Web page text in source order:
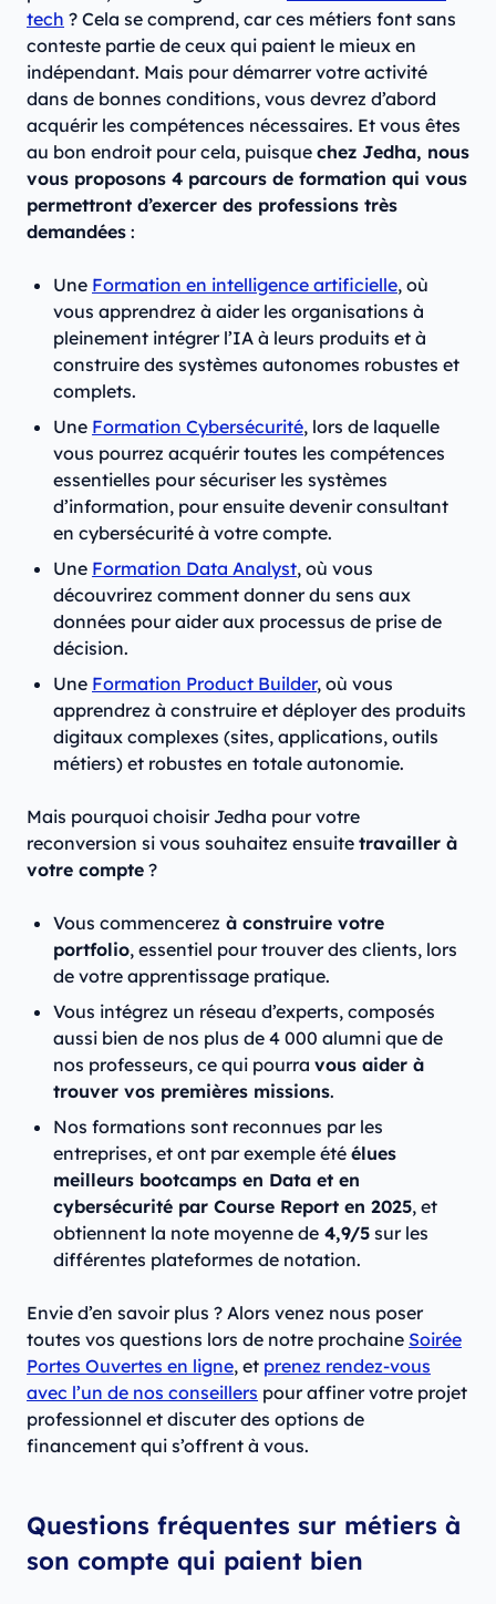
tech ? Cela se comprend, car ces métiers font sans
conteste partie de ceux qui paient le mieux en
indépendant. Mais pour démarrer votre activité
dans de bonnes conditions, vous devrez d’abord
acquérir les compétences nécessaires. Et vous êtes
au bon endroit pour cela, puisque chez Jedha, nous
vous proposons 4 parcours de formation qui vous
permettront d’exercer des professions très
demandées :
Une Formation en intelligence artificielle, où
vous apprendrez à aider les organisations à
pleinement intégrer l’IA à leurs produits et à
construire des systèmes autonomes robustes et
complets.
Une Formation Cybersécurité, lors de laquelle
vous pourrez acquérir toutes les compétences
essentielles pour sécuriser les systèmes
d’information, pour ensuite devenir consultant
en cybersécurité à votre compte.
Une Formation Data Analyst, où vous
découvrirez comment donner du sens aux
données pour aider aux processus de prise de
décision.
Une Formation Product Builder, où vous
apprendrez à construire et déployer des produits
digitaux complexes (sites, applications, outils
métiers) et robustes en totale autonomie.
Mais pourquoi choisir Jedha pour votre
reconversion si vous souhaitez ensuite travailler à
votre compte ?
Vous commencerez à construire votre
portfolio, essentiel pour trouver des clients, lors
de votre apprentissage pratique.
Vous intégrez un réseau d’experts, composés
aussi bien de nos plus de 4 000 alumni que de
nos professeurs, ce qui pourra vous aider à
trouver vos premières missions.
Nos formations sont reconnues par les
entreprises, et ont par exemple été élues
meilleurs bootcamps en Data et en
cybersécurité par Course Report en 2025, et
obtiennent la note moyenne de 4,9/5 sur les
différentes plateformes de notation.
Envie d’en savoir plus ? Alors venez nous poser
toutes vos questions lors de notre prochaine Soirée
Portes Ouvertes en ligne, et prenez rendez-vous
avec l’un de nos conseillers pour affiner votre projet
professionnel et discuter des options de
financement qui s’offrent à vous.
Questions fréquentes sur métiers à
son compte qui paient bien